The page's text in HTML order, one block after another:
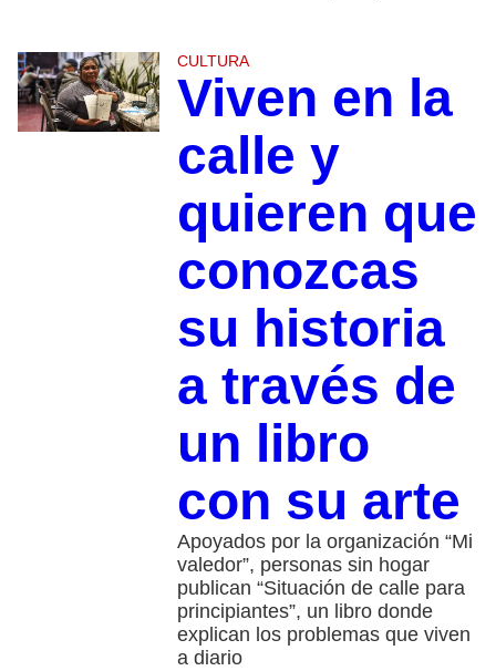
CULTURA
Viven en la
calle y
quieren que
conozcas
su historia
a través de
un libro
con su arte
Apoyados por la organización “Mi
valedor”, personas sin hogar
publican “Situación de calle para
principiantes”, un libro donde
explican los problemas que viven
a diario